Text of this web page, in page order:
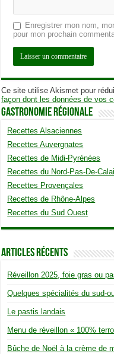
Enregistrer mon nom,
pour mon prochain
Ce site utilise Akismet pour
façon dont les données de vos
Gastronomie Régionale
Recettes Alsaciennes
Recettes Auvergnates
Recettes de Midi-Pyrénées
Recettes du Nord-Pas-De-
Recettes Provençales
Recettes de Rhône-Alpes
Recettes du Sud Ouest
Articles Récents
Réveillon 2025, foie gras ou
Quelques spécialités du sud-
Le pastis landais
Menu de réveillon « 100%
Bûche de Noël à la crème de